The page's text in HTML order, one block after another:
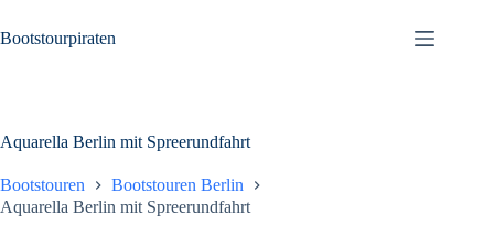
Inhalt
springen
Bootstourpiraten
Aquarella Berlin mit Spreerundfahrt
Bootstouren
Bootstouren Berlin
Aquarella Berlin mit Spreerundfahrt